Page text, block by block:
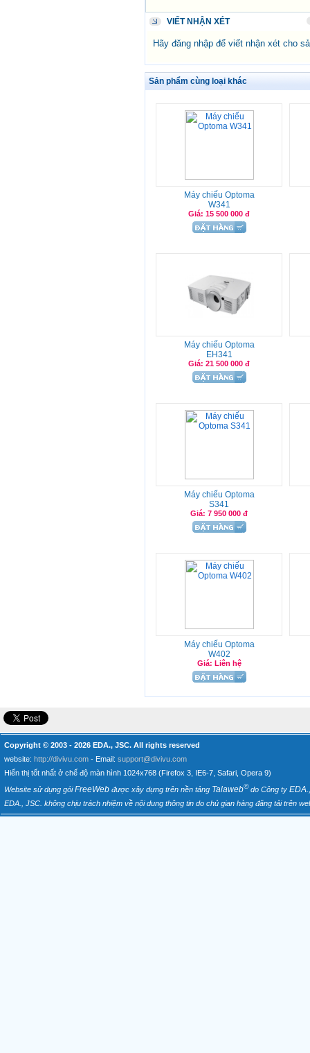
VIẾT NHẬN XÉT
Hãy đăng nhập để viết nhận xét cho
Sản phẩm cùng loại khác
Máy chiếu Optoma
W341
Giá: 15 500 000 đ
Máy chiếu Optoma
EH341
Giá: 21 500 000 đ
Máy chiếu Optoma
S341
Giá: 7 950 000 đ
Máy chiếu Optoma
W402
Giá: Liên hệ
Copyright © 2003 - 2026 EDA., JSC. All rights reserved
website: http://divivu.com - Email: support@divivu.com
Hiển thị tốt nhất ở chế độ màn hình 1024x768 (Firefox 3, IE6-7, Safari, Opera 9)
Website sử dụng góiFreeWeb được xây dựng trên nền tảng Talaweb©do Công ty
EDA., JSC. không chịu trách nhiệm về nội dung thông tin do chủ gian hàng đăng tải trên